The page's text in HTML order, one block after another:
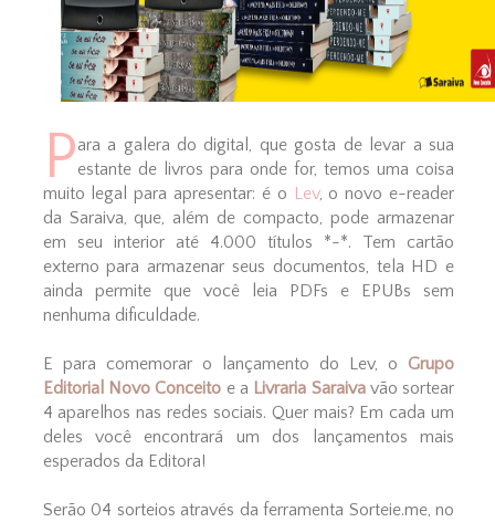
Para a galera do digital, que gosta de levar a sua
estante de livros para onde for, temos uma coisa
muito legal para apresentar: é o Lev, o novo e-reader
da Saraiva, que, além de compacto, pode armazenar
em seu interior até 4.000 títulos *-*. Tem cartão
externo para armazenar seus documentos, tela HD e
ainda permite que você leia PDFs e EPUBs sem
nenhuma dificuldade.
E para comemorar o lançamento do Lev, o Grupo
Editorial Novo Conceito e a Livraria Saraivavão sortear
4 aparelhos nas redes sociais. Quer mais? Em cada um
deles você encontrará um dos lançamentos mais
esperados da Editora!
Serão 04 sorteios através da ferramenta Sorteie.me, no